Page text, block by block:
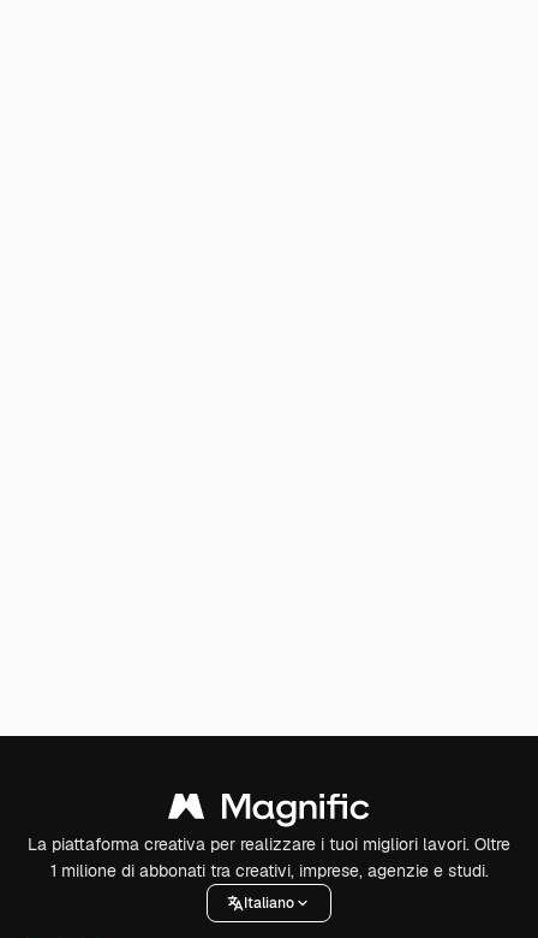
La piattaforma creativa per realizzare i tuoi migliori lavori. Oltre
1 milione di abbonati tra creativi, imprese, agenzie e studi.
Italiano